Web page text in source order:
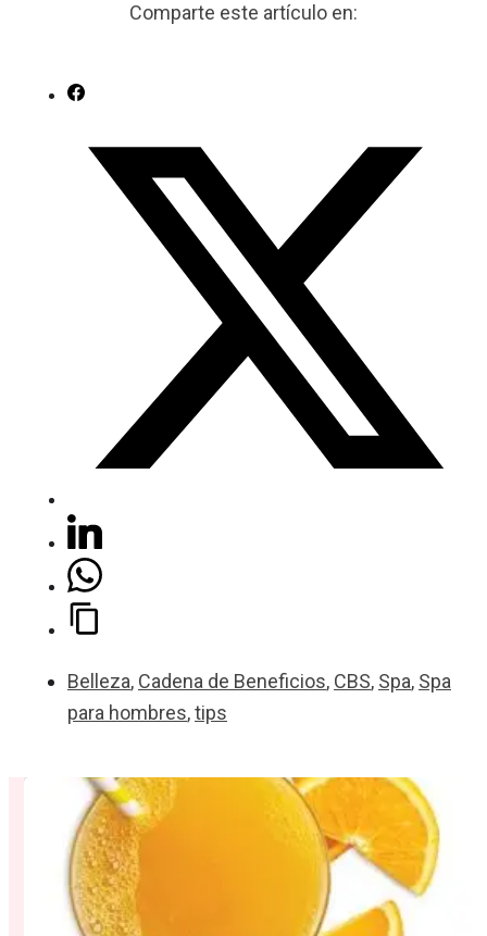
Comparte este artículo en:
Belleza, Cadena de Beneficios, CBS, Spa, Spa
para hombres,tips